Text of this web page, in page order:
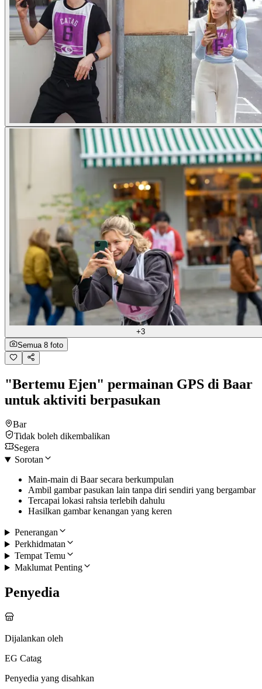
+3
Semua 8 foto
"Bertemu Ejen" permainan GPS di Baar
untuk aktiviti berpasukan
Bar
Tidak boleh dikembalikan
Segera
Sorotan
Main-main di Baar secara berkumpulan
Ambil gambar pasukan lain tanpa diri sendiri yang bergambar
Tercapai lokasi rahsia terlebih dahulu
Hasilkan gambar kenangan yang keren
Penerangan
Perkhidmatan
Tempat Temu
Maklumat Penting
Penyedia
Dijalankan oleh
EG Catag
Penyedia yang disahkan